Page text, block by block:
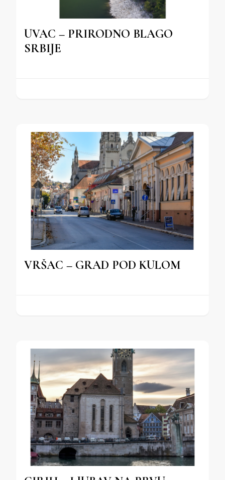
UVAC – PRIRODNO BLAGO
SRBIJE
VRŠAC – GRAD POD KULOM